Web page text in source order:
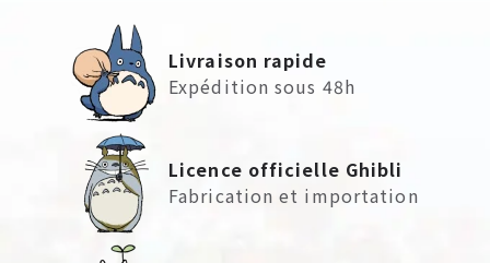
Livraison rapide
Expédition sous 48h
Licence officielle Ghibli
Fabrication et importation